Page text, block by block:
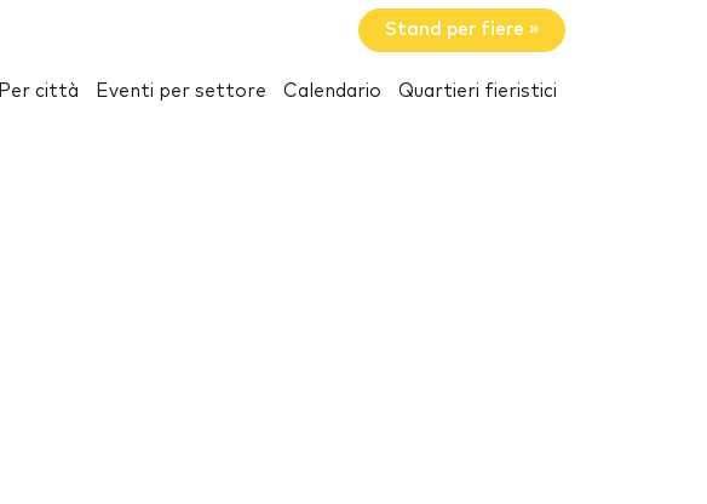
Stand per fiere »
Per città Eventi per settore Calendario Quartieri fieristici